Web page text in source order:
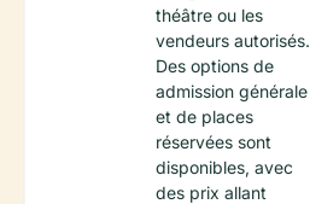
théâtre ou les
vendeurs autorisés.
Des options de
admission générale
et de places
réservées sont
disponibles, avec
des prix allant